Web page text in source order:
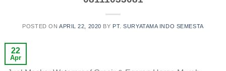
POSTED ON APRIL 22, 2020 BY PT. SURYATAMA INDO SEMESTA
22
Apr